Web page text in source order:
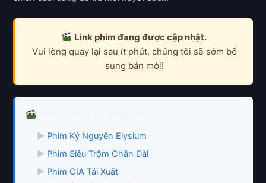
Link phim đang được cập nhật.
Vui lòng quay lại sau ít phút, chúng tôi sẽ sớm bổ
sung bản mới!
▶ Phim Kỷ Nguyên Elysium
▶ Phim Siêu Trộm Chân Dài
▶ Phim CIA Tái Xuất